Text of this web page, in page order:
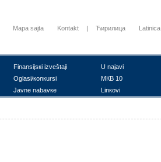
Mapa sajta Kontakt | Ћирилица Latinica
Finаnsiјsкi izvеštајi
U nајаvi
Оglаsi/коnкursi
MКB 10
Јаvnе nаbаvке Linкоvi